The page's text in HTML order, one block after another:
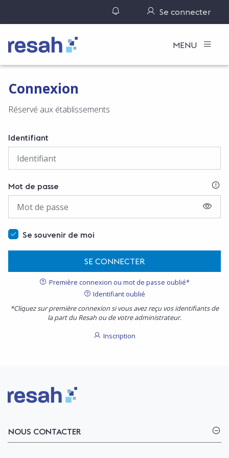
Gérer ses notifications
Se connecter
Logo Resah MENU
Connexion
Réservé aux établissements
Identifiant
Mot de passe
Se souvenir de moi
SE CONNECTER
Première connexion ou mot de passe oublié*
Identifiant oublié
*Cliquez sur première connexion si vous avez reçu vos identifiants de
la part du Resah ou de votre administrateur.
Inscription
Logo Resah
NOUS CONTACTER